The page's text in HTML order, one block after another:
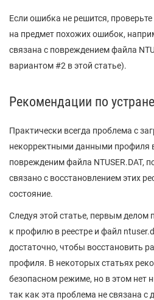
Если ошибка не решится,
на предмет похожих ошибок,
связана с повреждением файла
вариантом #2 в этой статье).
Рекомендации по
Практически всегда проблема с
некорректными данными профиля
поврежденим файла NTUSER.DAT,
связано с восстановлением этих
состояние.
Следуя этой статье, первым делом
к профилю в реестре и файл
достаточно, чтобы восстановить
профиля. В некоторых статьях
безопасном режиме, но в этом нет
так как эта проблема не связана с